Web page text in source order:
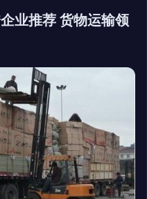
业推荐 货物运输领